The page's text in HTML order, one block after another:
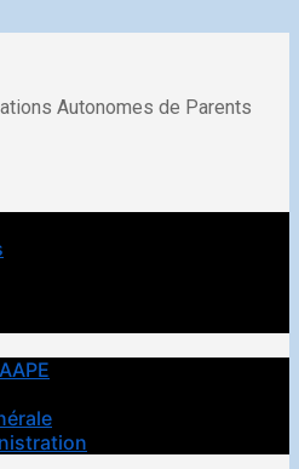
Autonomes de Parents